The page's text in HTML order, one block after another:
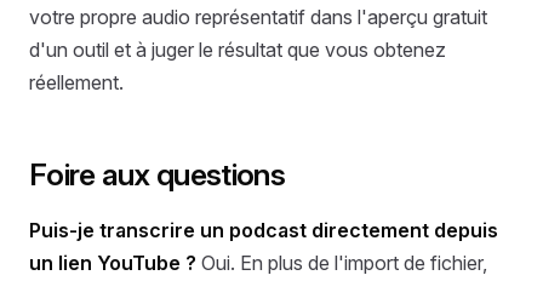
votre propre audio représentatif dans l'aperçu gratuit
d'un outil et à juger le résultat que vous obtenez
réellement.
Foire aux questions
Puis-je transcrire un podcast directement depuis
un lien YouTube ? Oui. En plus de l'import de fichier,